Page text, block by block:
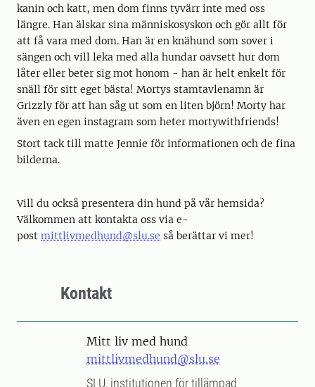
kanin och katt, men dom finns tyvärr inte med oss
längre. Han älskar sina människosyskon och gör allt för
att få vara med dom. Han är en knähund som sover i
sängen och vill leka med alla hundar oavsett hur dom
låter eller beter sig mot honom - han är helt enkelt för
snäll för sitt eget bästa! Mortys stamtavlenamn är
Grizzly för att han såg ut som en liten björn! Morty har
även en egen instagram som heter mortywithfriends!
Stort tack till matte Jennie för informationen och de fina
bilderna.
Vill du också presentera din hund på vår hemsida?
Välkommen att kontakta oss via e-
post mittlivmedhund@slu.se så berättar vi mer!
Kontakt
Mitt liv med hund
mittlivmedhund@slu.se
SLU, institutionen för tillämpad